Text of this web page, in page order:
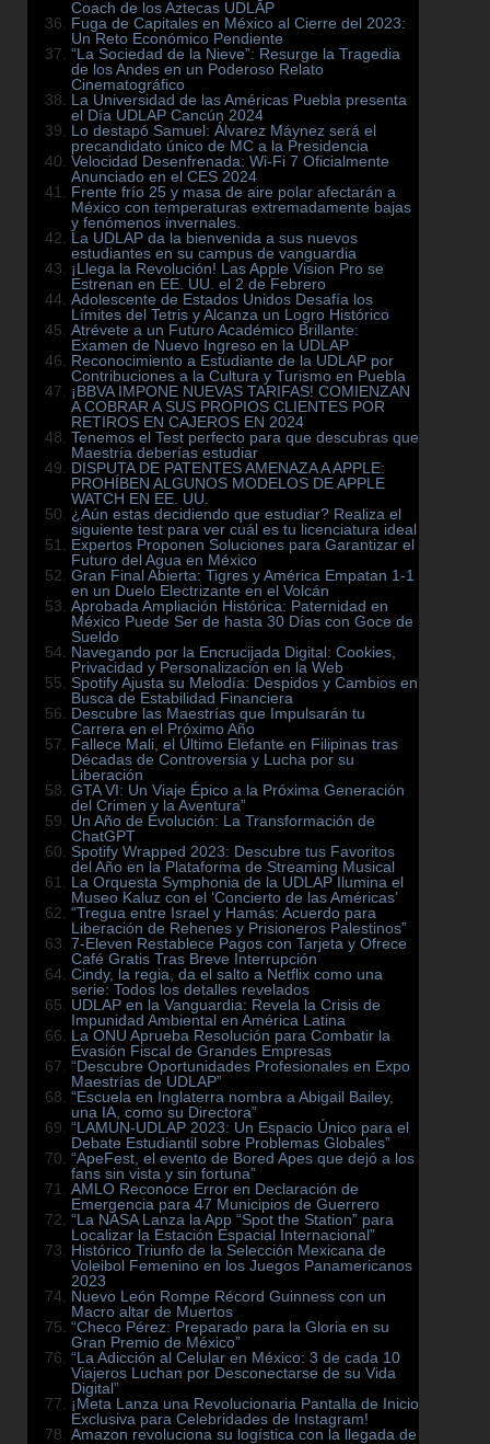
Coach de los Aztecas UDLAP
Fuga de Capitales en México al Cierre del 2023:
Un Reto Económico Pendiente
“La Sociedad de la Nieve”: Resurge la Tragedia
de los Andes en un Poderoso Relato
Cinematográfico
La Universidad de las Américas Puebla presenta
el Día UDLAP Cancún 2024
Lo destapó Samuel: Álvarez Máynez será el
precandidato único de MC a la Presidencia
Velocidad Desenfrenada: Wi-Fi 7 Oficialmente
Anunciado en el CES 2024
Frente frío 25 y masa de aire polar afectarán a
México con temperaturas extremadamente bajas
y fenómenos invernales.
La UDLAP da la bienvenida a sus nuevos
estudiantes en su campus de vanguardia
¡Llega la Revolución! Las Apple Vision Pro se
Estrenan en EE. UU. el 2 de Febrero
Adolescente de Estados Unidos Desafía los
Límites del Tetris y Alcanza un Logro Histórico
Atrévete a un Futuro Académico Brillante:
Examen de Nuevo Ingreso en la UDLAP
Reconocimiento a Estudiante de la UDLAP por
Contribuciones a la Cultura y Turismo en Puebla
¡BBVA IMPONE NUEVAS TARIFAS! COMIENZAN
A COBRAR A SUS PROPIOS CLIENTES POR
RETIROS EN CAJEROS EN 2024
Tenemos el Test perfecto para que descubras que
Maestría deberías estudiar
DISPUTA DE PATENTES AMENAZA A APPLE:
PROHÍBEN ALGUNOS MODELOS DE APPLE
WATCH EN EE. UU.
¿Aún estas decidiendo que estudiar? Realiza el
siguiente test para ver cuál es tu licenciatura ideal
Expertos Proponen Soluciones para Garantizar el
Futuro del Agua en México
Gran Final Abierta: Tigres y América Empatan 1-1
en un Duelo Electrizante en el Volcán
Aprobada Ampliación Histórica: Paternidad en
México Puede Ser de hasta 30 Días con Goce de
Sueldo
Navegando por la Encrucijada Digital: Cookies,
Privacidad y Personalización en la Web
Spotify Ajusta su Melodía: Despidos y Cambios en
Busca de Estabilidad Financiera
Descubre las Maestrías que Impulsarán tu
Carrera en el Próximo Año
Fallece Mali, el Último Elefante en Filipinas tras
Décadas de Controversia y Lucha por su
Liberación
GTA VI: Un Viaje Épico a la Próxima Generación
del Crimen y la Aventura”
Un Año de Evolución: La Transformación de
ChatGPT
Spotify Wrapped 2023: Descubre tus Favoritos
del Año en la Plataforma de Streaming Musical
La Orquesta Symphonia de la UDLAP Ilumina el
Museo Kaluz con el ‘Concierto de las Américas’
“Tregua entre Israel y Hamás: Acuerdo para
Liberación de Rehenes y Prisioneros Palestinos”
7-Eleven Restablece Pagos con Tarjeta y Ofrece
Café Gratis Tras Breve Interrupción
Cindy, la regia, da el salto a Netflix como una
serie: Todos los detalles revelados
UDLAP en la Vanguardia: Revela la Crisis de
Impunidad Ambiental en América Latina
La ONU Aprueba Resolución para Combatir la
Evasión Fiscal de Grandes Empresas
“Descubre Oportunidades Profesionales en Expo
Maestrías de UDLAP”
“Escuela en Inglaterra nombra a Abigail Bailey,
una IA, como su Directora”
“LAMUN-UDLAP 2023: Un Espacio Único para el
Debate Estudiantil sobre Problemas Globales”
“ApeFest, el evento de Bored Apes que dejó a los
fans sin vista y sin fortuna”
AMLO Reconoce Error en Declaración de
Emergencia para 47 Municipios de Guerrero
“La NASA Lanza la App “Spot the Station” para
Localizar la Estación Espacial Internacional”
Histórico Triunfo de la Selección Mexicana de
Voleibol Femenino en los Juegos Panamericanos
2023
Nuevo León Rompe Récord Guinness con un
Macro altar de Muertos
“Checo Pérez: Preparado para la Gloria en su
Gran Premio de México”
“La Adicción al Celular en México: 3 de cada 10
Viajeros Luchan por Desconectarse de su Vida
Digital”
¡Meta Lanza una Revolucionaria Pantalla de Inicio
Exclusiva para Celebridades de Instagram!
Amazon revoluciona su logística con la llegada de